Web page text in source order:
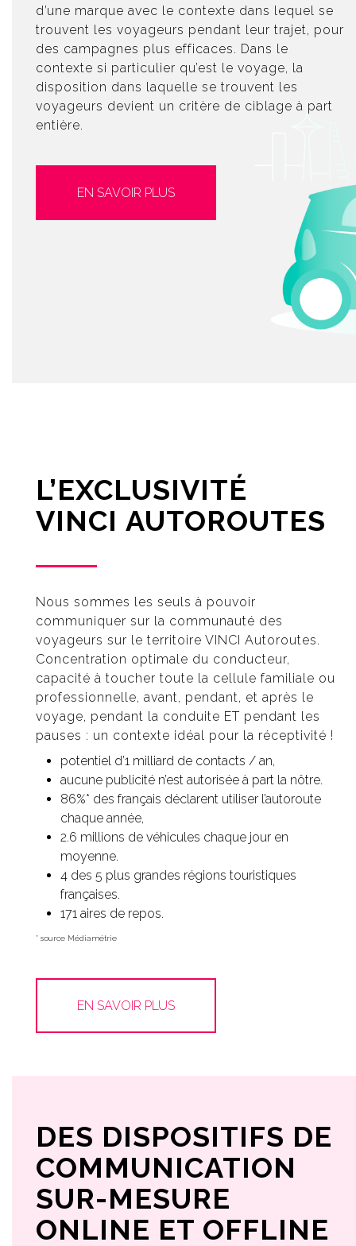
d’une marque avec le contexte dans lequel se
trouvent les voyageurs pendant leur trajet, pour
des campagnes plus efficaces. Dans le
contexte si particulier qu’est le voyage, la
disposition dans laquelle se trouvent les
voyageurs devient un critère de ciblage à part
entière.
EN SAVOIR PLUS
L’EXCLUSIVITÉ
VINCI AUTOROUTES
Nous sommes les seuls à pouvoir
communiquer sur la communauté des
voyageurs sur le territoire VINCI Autoroutes.
Concentration optimale du conducteur,
capacité à toucher toute la cellule familiale ou
professionnelle, avant, pendant, et après le
voyage, pendant la conduite ET pendant les
pauses : un contexte idéal pour la réceptivité !
potentiel d’1 milliard de contacts / an,
aucune publicité n’est autorisée à part la nôtre.
86%* des français déclarent utiliser l’autoroute
chaque année,
2.6 millions de véhicules chaque jour en
moyenne.
4 des 5 plus grandes régions touristiques
françaises.
171 aires de repos.
* source Médiamétrie
EN SAVOIR PLUS
DES DISPOSITIFS DE
COMMUNICATION
SUR-MESURE
ONLINE ET OFFLINE